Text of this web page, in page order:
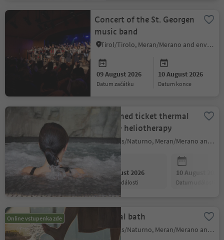
Concert of the St. Georgen
music band
Tirol/Tirolo, Meran/Merano and environs
09 August 2026
datum začátku
10 August 2026
datum konce
Combined ticket thermal
bath & heliotherapy
Naturns/Naturno, Meran/Merano and environs
10 August 2026
datum události
10 August 2026
datum události
Online vstupenka zde Thermal bath
Naturns/Naturno, Meran/Merano and environs